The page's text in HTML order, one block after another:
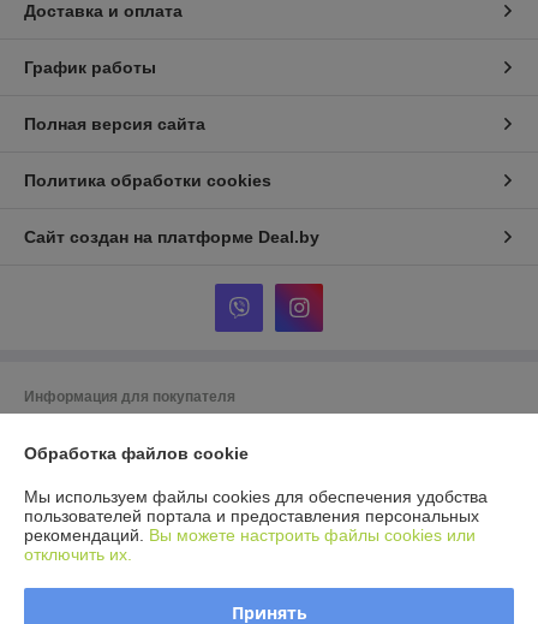
Доставка и оплата
График работы
Полная версия сайта
Политика обработки cookies
Сайт создан на платформе Deal.by
Информация для покупателя
г.Минск, пр-т Партизанский 168/25
Регистрационный номер ЕГР: 192672952
УНП: 192672952
Дата регистрации компании: 28.11.2016
Обработка файлов cookie
Мы используем файлы cookies для обеспечения удобства
пользователей портала и предоставления персональных
рекомендаций. Вы можете настроить файлы cookies или
отключить их.
Принять